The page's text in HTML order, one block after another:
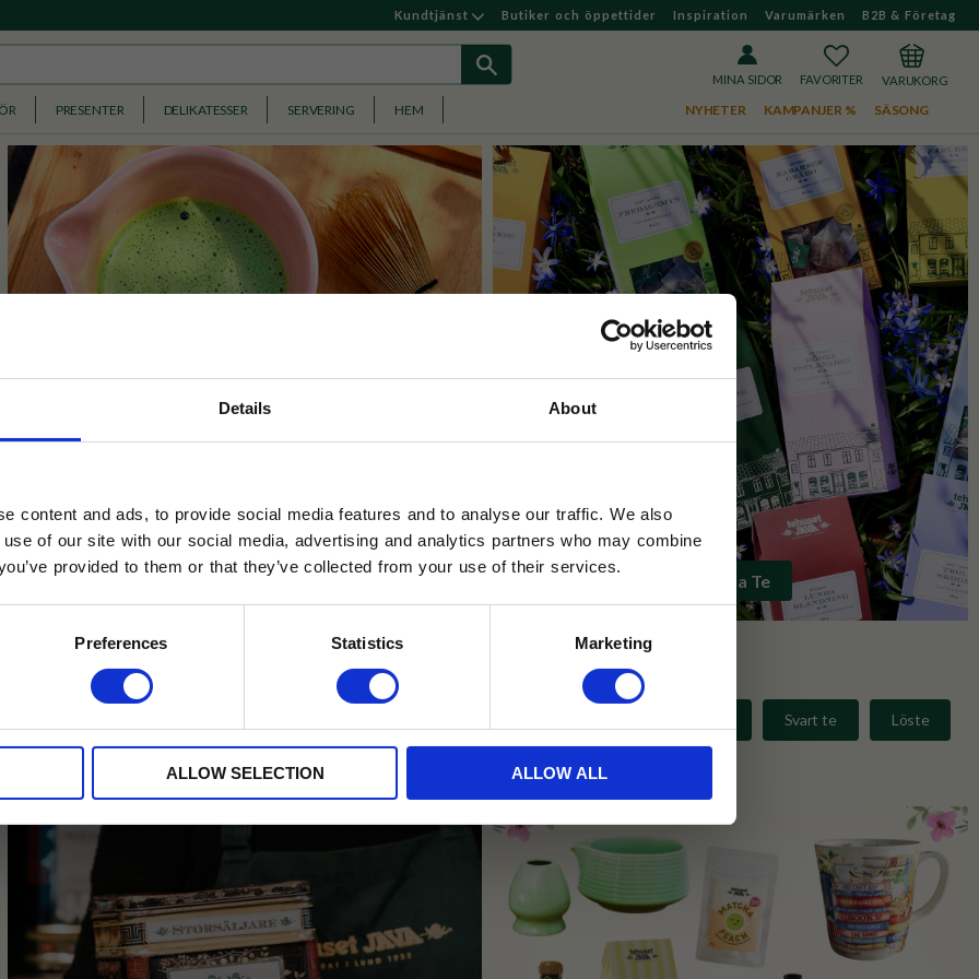
Details About
content and ads, to provide social media features and to analyse our traffic. We also
of our site with our social media, advertising and analytics partners who may combine
provided to them or that they’ve collected from your use of their services.
Preferences Statistics Marketing
ALLOW SELECTION ALLOW ALL
Kundtjänst Butiker och öppettider Inspiration Varumärken B2B & Företag
MINA SIDOR
FAVORITERKUNDVAGN
PRESENTER DELIKATESSER SERVERING HEM NYHETER KAMPANJER % SÄSONG
Handla Matcha Handla Te
Svart te Löste
Läs mer
Rabatten fungerar endast
med andra erbjudanden.